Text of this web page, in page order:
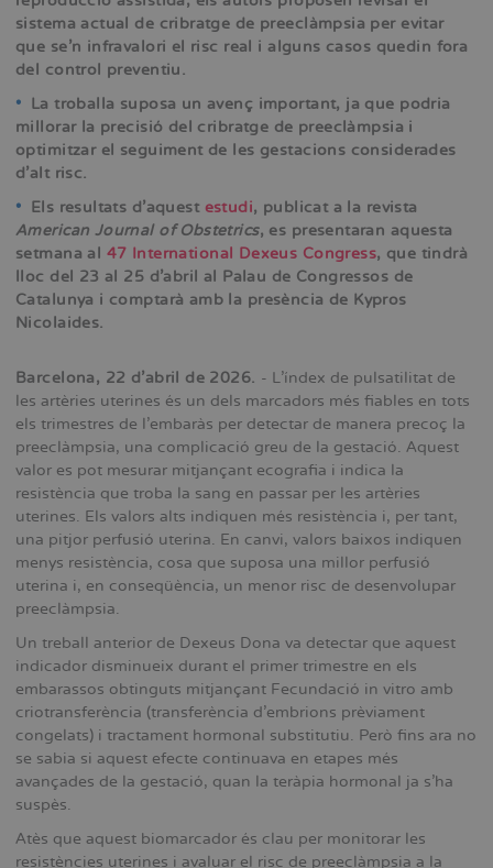
sistema actual de cribratge de preeclàmpsia per evitar
que se’n infravalori el risc real i alguns casos quedin fora
del control preventiu.
• La troballa suposa un avenç important, ja que podria
millorar la precisió del cribratge de preeclàmpsia i
optimitzar el seguiment de les gestacions considerades
d’alt risc.
• Els resultats d’aquest estudi, publicat a la revista
American Journal of Obstetrics, es presentaran aquesta
setmana al 47 International Dexeus Congress, que tindrà
lloc del 23 al 25 d’abril al Palau de Congressos de
Catalunya i comptarà amb la presència de Kypros
Nicolaides.
Barcelona, 22 d’abril de 2026. - L’índex de pulsatilitat de
les artèries uterines és un dels marcadors més fiables en tots
els trimestres de l’embaràs per detectar de manera precoç la
preeclàmpsia, una complicació greu de la gestació. Aquest
valor es pot mesurar mitjançant ecografia i indica la
resistència que troba la sang en passar per les artèries
uterines. Els valors alts indiquen més resistència i, per tant,
una pitjor perfusió uterina. En canvi, valors baixos indiquen
menys resistència, cosa que suposa una millor perfusió
uterina i, en conseqüència, un menor risc de desenvolupar
preeclàmpsia.
Un treball anterior de Dexeus Dona va detectar que aquest
indicador disminueix durant el primer trimestre en els
embarassos obtinguts mitjançant Fecundació in vitro amb
criotransferència (transferència d’embrions prèviament
congelats) i tractament hormonal substitutiu. Però fins ara no
se sabia si aquest efecte continuava en etapes més
avançades de la gestació, quan la teràpia hormonal ja s’ha
suspès.
Atès que aquest biomarcador és clau per monitorar les
resistències uterines i avaluar el risc de preeclàmpsia a la